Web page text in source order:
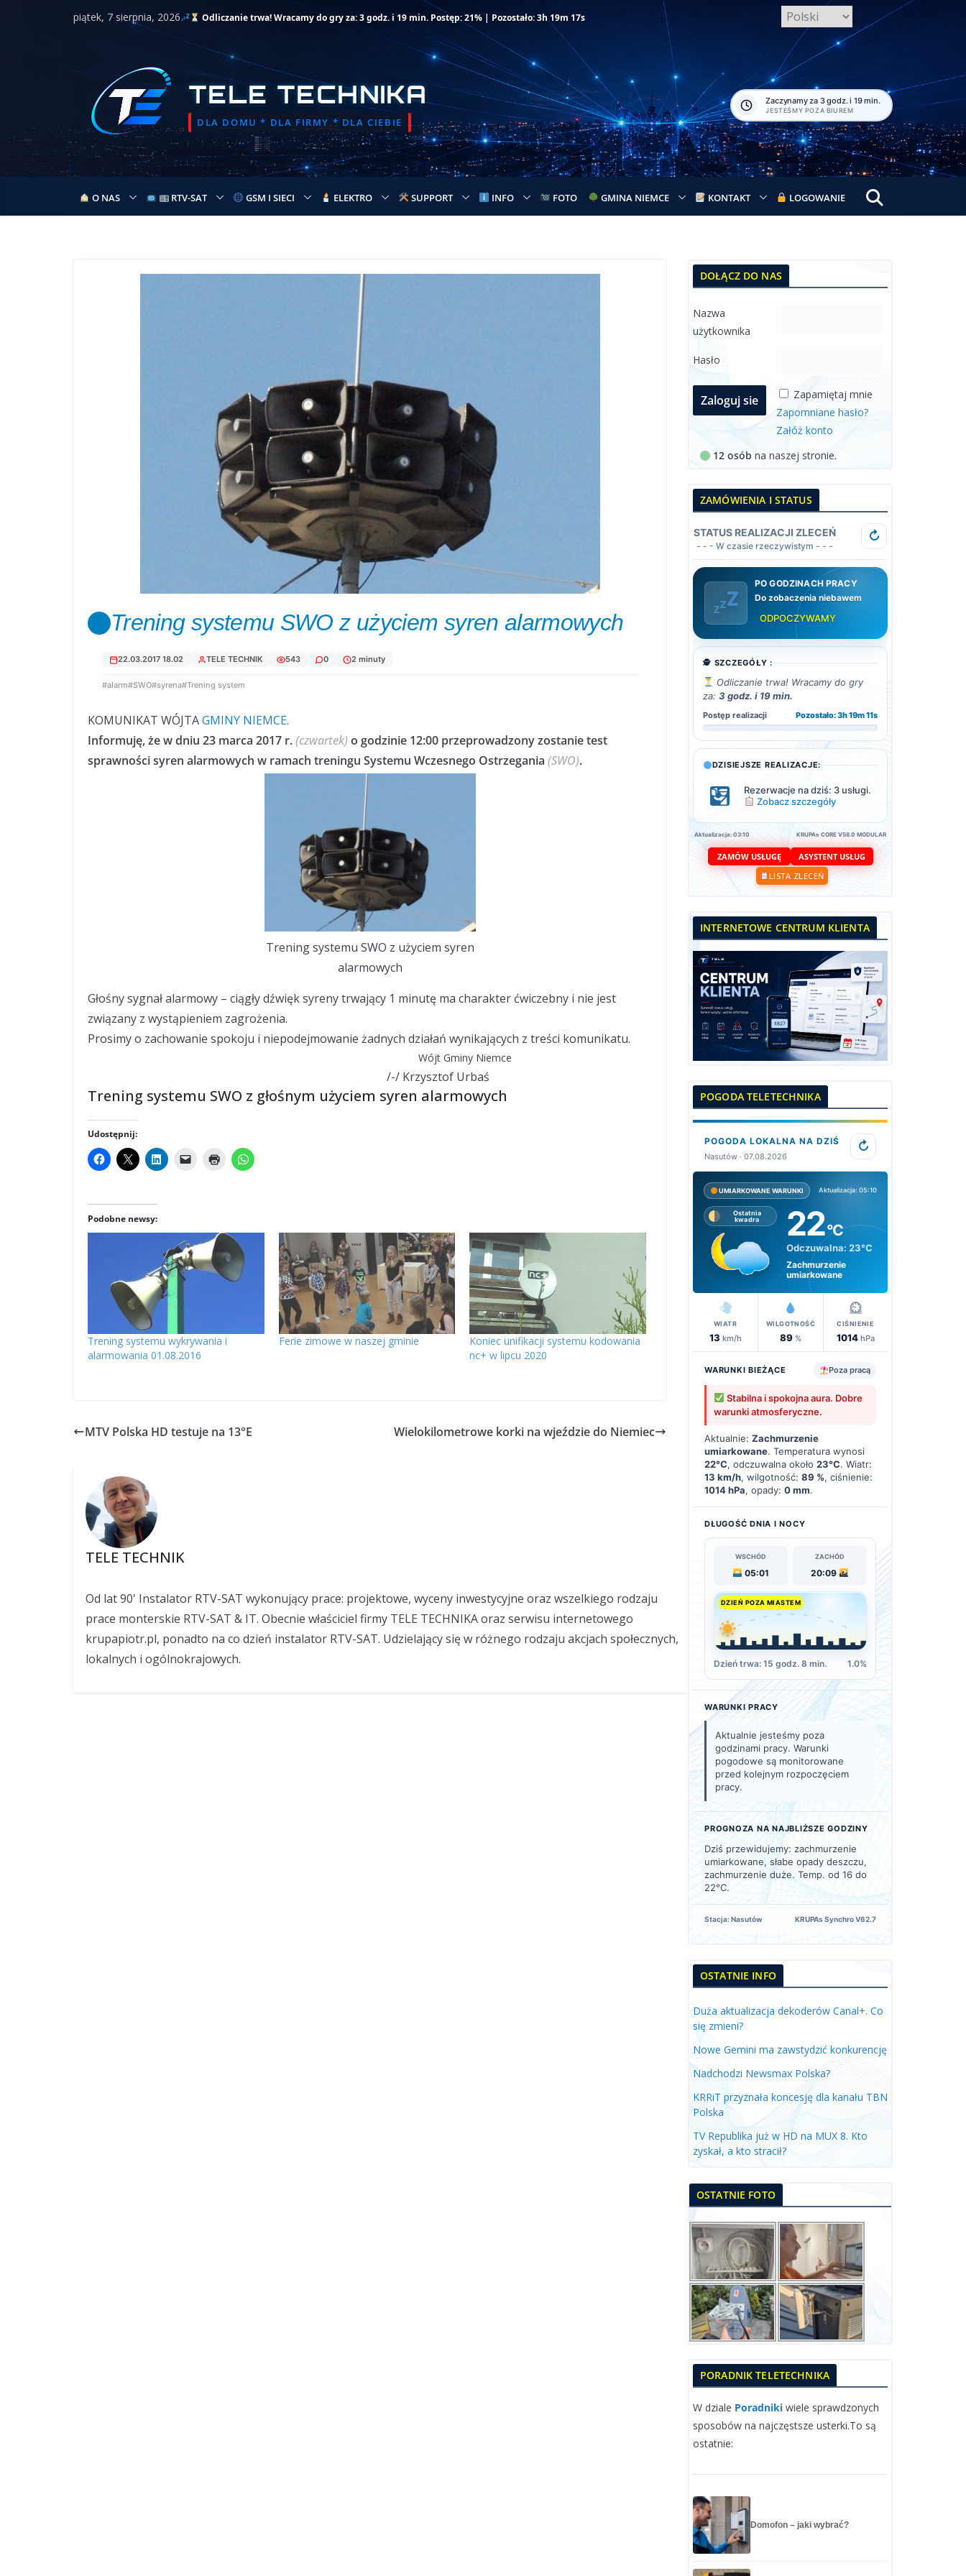
piątek, 7 sierpnia, 2026 Odliczanie trwa! Wracamy do gry za: 3 godz. i 19 min. Postęp: 21% | Pozostało: 3h 19m 17s
TELE TECHNIKA
DLA DOMU * DLA FIRMY * DLA CIEBIE
Zaczynamy za 3 godz. i 19 min.
JESTEŚMY POZA BIUREM
O NAS RTV-SAT GSM I SIECI ELEKTRO SUPPORT INFO FOTO GMINA NIEMCE KONTAKT LOGOWANIE
Trening systemu SWO z użyciem syren alarmowych
22.03.2017 18.02 TELE TECHNIK 543 0 2 minuty
#alarm#SWO#syrena#Trening system
KOMUNIKAT WÓJTAGMINY NIEMCE.
Informuję, że w dniu 23 marca 2017 r.(czwartek) o godzinie 12:00 przeprowadzony zostanie test
sprawności syren alarmowych w ramach treningu Systemu Wczesnego Ostrzegania (SWO).
Trening systemu SWO z użyciem syren
alarmowych
Głośny sygnał alarmowy – ciągły dźwięk syreny trwający 1 minutę ma charakter ćwiczebny i nie jest
związany z wystąpieniem zagrożenia.
Prosimy o zachowanie spokoju i niepodejmowanie żadnych działań wynikających z treści komunikatu.
Wójt Gminy Niemce
/-/ Krzysztof Urbaś
Trening systemu SWO z głośnym użyciem syren alarmowych
Udostępnij:
Podobne newsy:
Trening systemu wykrywania i
alarmowania 01.08.2016
Ferie zimowe w naszej gminie
Koniec unifikacji systemu kodowania
nc+ w lipcu 2020
MTV Polska HD testuje na 13°E Wielokilometrowe korki na wjeździe do Niemiec
TELE TECHNIK
Od lat 90' Instalator RTV-SAT wykonujący prace: projektowe, wyceny inwestycyjne oraz wszelkiego rodzaju
prace monterskie RTV-SAT & IT. Obecnie właściciel firmy TELE TECHNIKA oraz serwisu internetowego
krupapiotr.pl, ponadto na co dzień instalator RTV-SAT. Udzielający się w różnego rodzaju akcjach społecznych,
lokalnych i ogólnokrajowych.
DOŁĄCZ DO NAS
Nazwa
użytkownika
Hasło
Zapamiętaj mnie
Zapomniane hasło?
Załóż konto
12 osób na naszej stronie.
ZAMÓWIENIA I STATUS
STATUS REALIZACJI ZLECEŃ
- - - W czasie rzeczywistym - - -
↻
PO GODZINACH PRACY
Do zobaczenia niebawem
ODPOCZYWAMY
🕵️ SZCZEGÓŁY :
Odliczanie trwa! Wracamy do gry
za: 3 godz. i 19 min.
Postęp realizacji Pozostało: 3h 19m 9s
DZISIEJSZE REALIZACJE:
Rezerwacje na dziś: 3 usługi.
Zobacz szczegóły
Aktualizacja: 03:10 KRUPAs CORE V58.0 MODULAR
ZAMÓW USŁUGĘ
ASYSTENT USŁUG
LISTA ZLECEŃ
INTERNETOWE CENTRUM KLIENTA
POGODA TELETECHNIKA
POGODA LOKALNA NA DZIŚ
Nasutów · 07.08.2026
↻
UMIARKOWANE WARUNKI Aktualizacja: 05:10
Ostatnia
kwadra
22°C
Odczuwalna: 23°C
Zachmurzenie
umiarkowane
WIATR
13 km/h
WILGOTNOŚĆ
89%
CIŚNIENIE
1014hPa
WARUNKI BIEŻĄCE Poza pracą
Stabilna i spokojna aura. Dobre
warunki atmosferyczne.
Aktualnie: Zachmurzenie
umiarkowane. Temperatura wynosi
22°C, odczuwalna około 23°C. Wiatr:
13 km/h, wilgotność: 89 %, ciśnienie:
1014 hPa, opady: 0 mm.
DŁUGOŚĆ DNIA I NOCY
WSCHÓD
05:01
ZACHÓD
20:09
DZIEŃ POZA MIASTEM
Dzień trwa: 15 godz. 8 min. 1.0%
WARUNKI PRACY
Aktualnie jesteśmy poza
godzinami pracy. Warunki
pogodowe są monitorowane
przed kolejnym rozpoczęciem
pracy.
PROGNOZA NA NAJBLIŻSZE GODZINY
Dziś przewidujemy: zachmurzenie
umiarkowane, słabe opady deszczu,
zachmurzenie duże. Temp. od 16 do
22°C.
Stacja: Nasutów KRUPAs Synchro V62.7
OSTATNIE INFO
Duża aktualizacja dekoderów Canal+. Co
się zmieni?
Nowe Gemini ma zawstydzić konkurencję
Nadchodzi Newsmax Polska?
KRRiT przyznała koncesję dla kanału TBN
Polska
TV Republika już w HD na MUX 8. Kto
zyskał, a kto stracił?
OSTATNIE FOTO
PORADNIK TELETECHNIKA
W dziale Poradniki wiele sprawdzonych
sposobów na najczęstsze usterki.To są
ostatnie:
Domofon – jaki wybrać?